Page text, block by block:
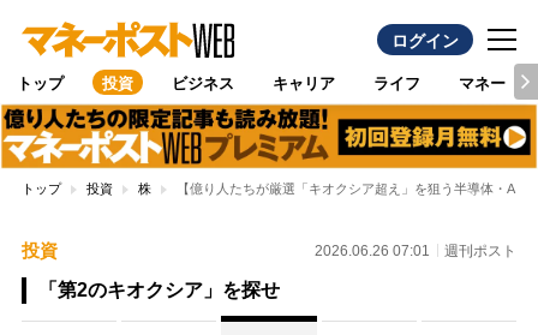
ログイン
トップ 投資 ビジネス キャリア ライフ マネー
トップ 投資 株 【億り人たちが厳選「キオクシア超え」を狙う半導体・AI
投資 2026.06.26 07:01 週刊ポスト
「第2のキオクシア」を探せ